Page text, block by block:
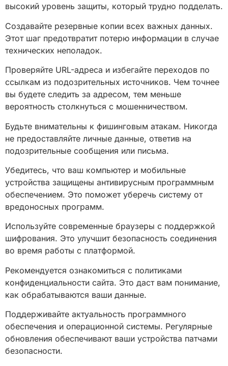
высокий уровень защиты, который трудно подделать.
Создавайте резервные копии всех важных данных.
Этот шаг предотвратит потерю информации в случае
технических неполадок.
Проверяйте URL-адреса и избегайте переходов по
ссылкам из подозрительных источников. Чем точнее
вы будете следить за адресом, тем меньше
вероятность столкнуться с мошенничеством.
Будьте внимательны к фишинговым атакам. Никогда
не предоставляйте личные данные, ответив на
подозрительные сообщения или письма.
Убедитесь, что ваш компьютер и мобильные
устройства защищены антивирусным программным
обеспечением. Это поможет уберечь систему от
вредоносных программ.
Используйте современные браузеры с поддержкой
шифрования. Это улучшит безопасность соединения
во время работы с платформой.
Рекомендуется ознакомиться с политиками
конфиденциальности сайта. Это даст вам понимание,
как обрабатываются ваши данные.
Поддерживайте актуальность программного
обеспечения и операционной системы. Регулярные
обновления обеспечивают ваши устройства патчами
безопасности.